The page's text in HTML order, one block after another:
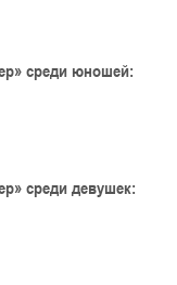
среди юношей:
среди девушек: